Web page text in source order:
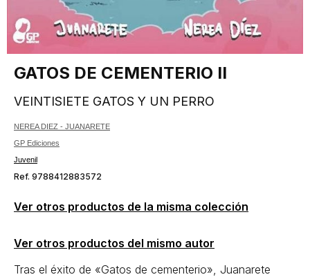
GATOS DE CEMENTERIO II
VEINTISIETE GATOS Y UN PERRO
NEREA DIEZ - JUANARETE
GP Ediciones
Juvenil
Ref. 9788412883572
Ver otros productos de la misma colección
Ver otros productos del mismo autor
Tras el éxito de «Gatos de cementerio», Juanarete